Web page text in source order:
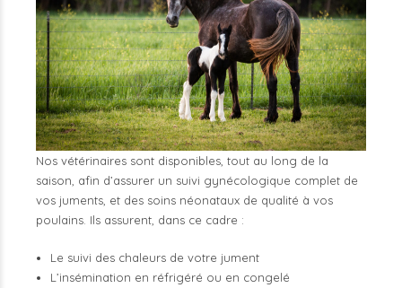
Nos vétérinaires sont disponibles, tout au long de la
saison, afin d’assurer un suivi gynécologique complet de
vos juments, et des soins néonataux de qualité à vos
poulains. Ils assurent, dans ce cadre :
Le suivi des chaleurs de votre jument
L’insémination en réfrigéré ou en congelé